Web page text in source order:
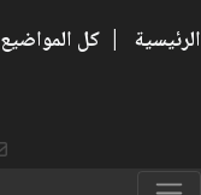
الرئيسية | كل المواضيع